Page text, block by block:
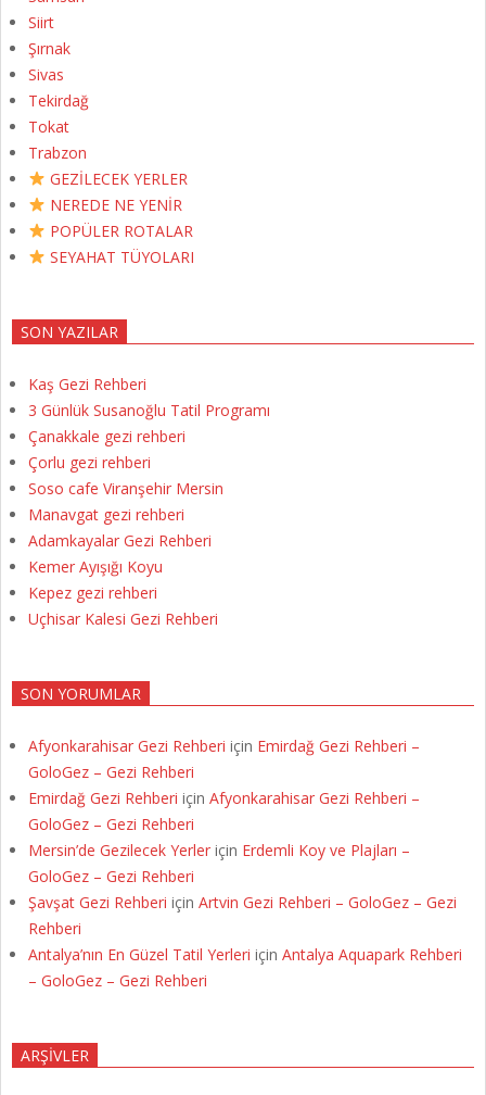
Siirt
Şırnak
Sivas
Tekirdağ
Tokat
Trabzon
GEZİLECEK YERLER
NEREDE NE YENİR
POPÜLER ROTALAR
SEYAHAT TÜYOLARI
SON YAZILAR
Kaş Gezi Rehberi
3 Günlük Susanoğlu Tatil Programı
Çanakkale gezi rehberi
Çorlu gezi rehberi
Soso cafe Viranşehir Mersin
Manavgat gezi rehberi
Adamkayalar Gezi Rehberi
Kemer Ayışığı Koyu
Kepez gezi rehberi
Uçhisar Kalesi Gezi Rehberi
SON YORUMLAR
Afyonkarahisar Gezi Rehberi için Emirdağ Gezi Rehberi –
GoloGez – Gezi Rehberi
Emirdağ Gezi Rehberi için Afyonkarahisar Gezi Rehberi –
GoloGez – Gezi Rehberi
Mersin’de Gezilecek Yerler için Erdemli Koy ve Plajları –
GoloGez – Gezi Rehberi
Şavşat Gezi Rehberi için Artvin Gezi Rehberi – GoloGez – Gezi
Rehberi
Antalya’nın En Güzel Tatil Yerleri için Antalya Aquapark Rehberi
– GoloGez – Gezi Rehberi
ARŞIVLER